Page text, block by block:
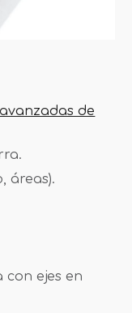
de
áreas).
con ejes en